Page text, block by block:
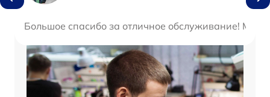
Большое спасибо за отличное обслуживание!